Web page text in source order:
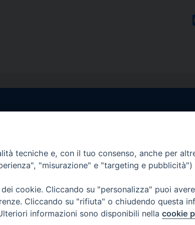
tel. 0818714501
Giorni ed Orari Apertura Uffici:
Uffici Matrimoni:
Lunedì e Mercoledì ore 09:30 –
tecniche e, con il tuo consenso, anche per
"misurazione" e "targeting e
cookie. Cliccando su "personalizza" puoi
Cliccando su "rifiuta" o chiudendo questa
informazioni sono disponibili nella cookie